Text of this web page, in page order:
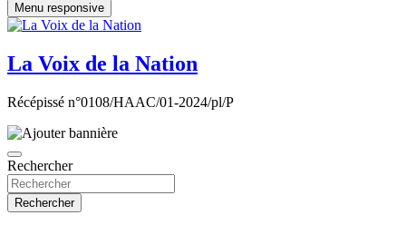
Menu responsive
La Voix de la Nation
Récépissé n°0108/HAAC/01-2024/pl/P
Rechercher
Rechercher